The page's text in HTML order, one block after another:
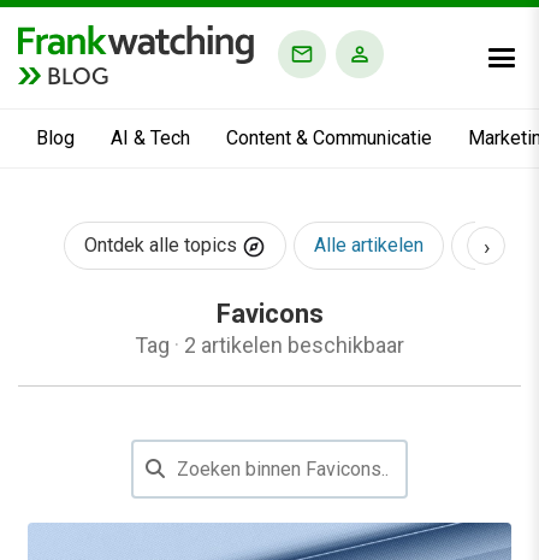
BLOG
Blog AI & Tech Content & Communicatie
Ontdek alle topics Alle artikelen AI &
›
Favicons
Tag · 2 artikelen beschikbaar